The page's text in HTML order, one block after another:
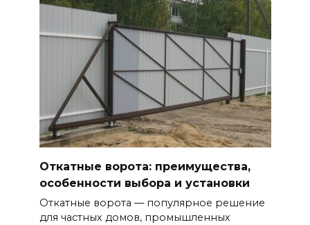
Откатные ворота: преимущества,
особенности выбора и установки
Откатные ворота — популярное решение
для частных домов, промышленных